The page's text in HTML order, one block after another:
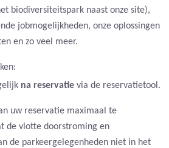
biodiversiteitspark naast onze site),
jobmogelijkheden, onze oplossingen
en zo veel meer.
na reservatie via de reservatietool.
uw reservatie maximaal te
de vlotte doorstroming en
de parkeergelegenheden niet in het